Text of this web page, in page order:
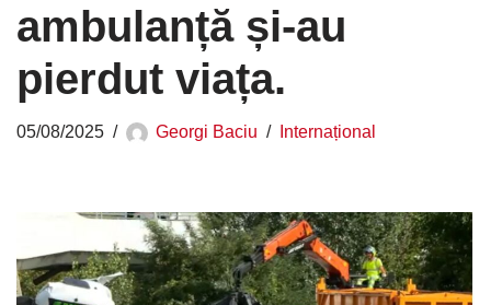
ambulanță și-au
pierdut viața.
05/08/2025 Georgi Baciu Internațional